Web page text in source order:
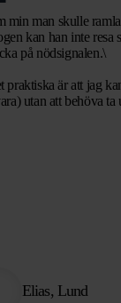
min man skulle
kan han inte resa
på nödsignalen.\
praktiska är att jag
utan att behöva ta
Elias, Lund